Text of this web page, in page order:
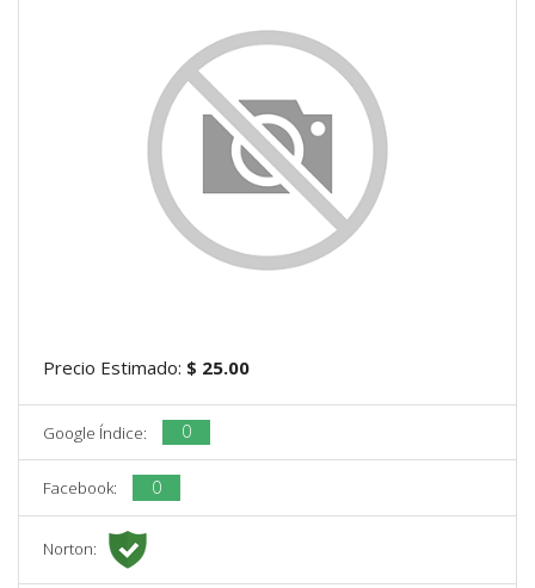
Precio Estimado: $ 25.00
Google Índice: 0
Facebook: 0
Norton: